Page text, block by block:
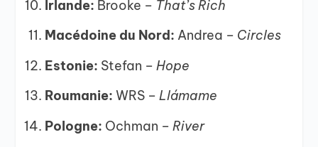
Irlande: Brooke – That’s Rich
Macédoine du Nord: Andrea – Circles
Estonie: Stefan – Hope
Roumanie: WRS – Llámame
Pologne: Ochman – River